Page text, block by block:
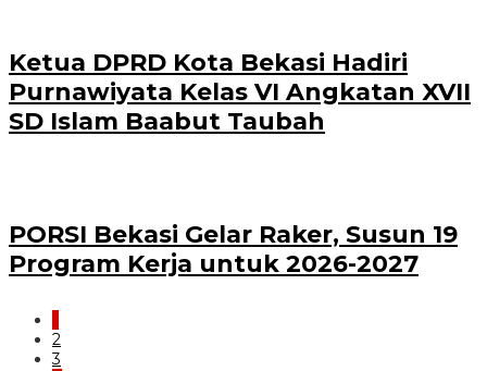
Ketua DPRD Kota Bekasi Hadiri
Purnawiyata Kelas VI Angkatan XVII
SD Islam Baabut Taubah
PORSI Bekasi Gelar Raker, Susun 19
Program Kerja untuk 2026-2027
2
3